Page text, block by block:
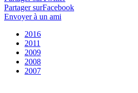
Partager surFacebook
Envoyer à un ami
2016
2011
2009
2008
2007